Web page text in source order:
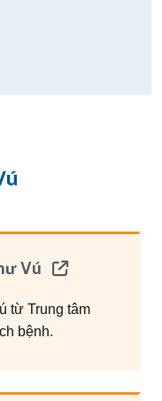
Vú
từ Trung tâm
bệnh.